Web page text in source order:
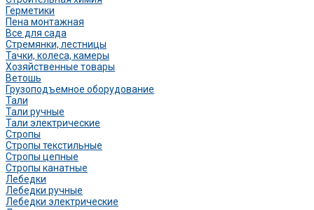
Герметики
Пена монтажная
Все для сада
Стремянки, лестницы
Тачки, колеса, камеры
Хозяйственные товары
Ветошь
Грузоподъемное оборудование
Тали
Тали ручные
Тали электрические
Стропы
Стропы текстильные
Стропы цепные
Стропы канатные
Лебедки
Лебедки ручные
Лебедки электрические